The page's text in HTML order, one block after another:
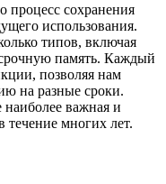
процесс сохранения
использования.
типов, включая
память. Каждый
позволяя нам
на разные сроки.
наиболее важная и
течение многих лет.